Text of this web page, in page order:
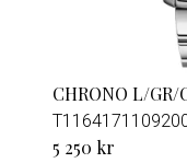
CHRONO L/GR/
5 250 kr